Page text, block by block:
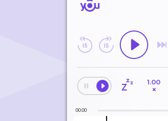
1.00
×
00:00